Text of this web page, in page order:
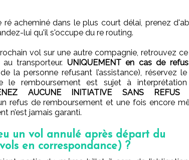
acheminé dans le plus court délai, prenez
lui qu'il s'occupe du re routing.
vol sur une autre compagnie, retrouvez
transporteur. UNIQUEMENT en cas de
la personne refusant l’assistance), réservez
le remboursement est sujet à
AUCUNE INITIATIVE SANS REFUS
refus de remboursement et une fois encore
n’est jamais garanti.
un vol annulé après départ du
en correspondance) ?